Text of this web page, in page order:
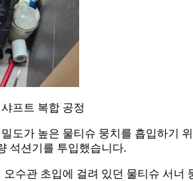
프트 복합 공정
도가 높은 물티슈 뭉치를 흡입하기
석션기를 투입했습니다.
수관 초입에 걸려 있던 물티슈 서너